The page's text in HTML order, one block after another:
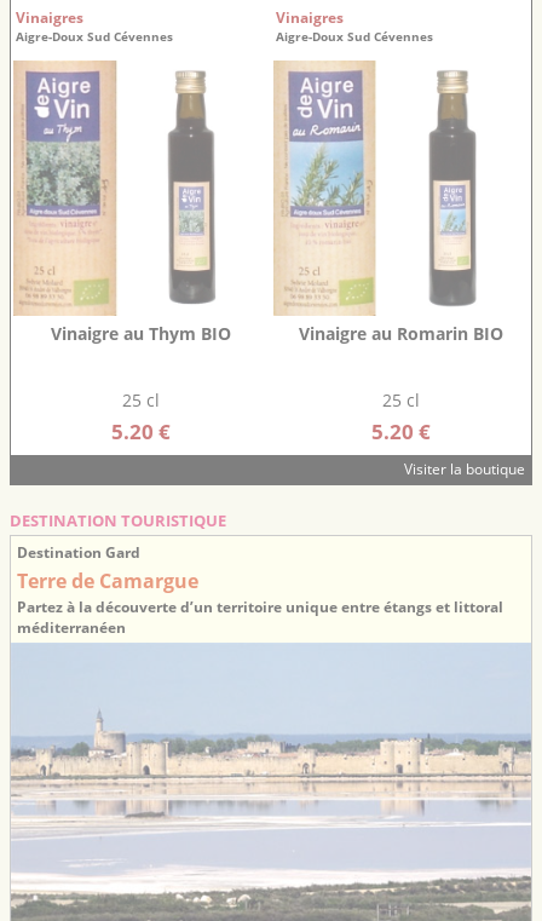
Vinaigres
Aigre-Doux Sud Cévennes
Vinaigre au Thym BIO
25 cl
5.20 €
Vinaigres
Aigre-Doux Sud Cévennes
Vinaigre au Romarin BIO
25 cl
5.20 €
Visiter la boutique
DESTINATION TOURISTIQUE
Destination Gard
Terre de Camargue
Partez à la découverte d’un territoire unique entre étangs et littoral
méditerranéen